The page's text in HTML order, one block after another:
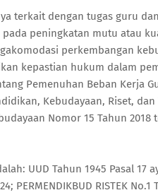
terkait dengan tugas guru
peningkatan mutu atau
perkembangan
kepastian hukum dalam
Pemenuhan Beban Kerja
Kebudayaan, Riset,
Nomor 15 Tahun
UUD Tahun 1945 Pasal 17
PERMENDIKBUD RISTEK No.1